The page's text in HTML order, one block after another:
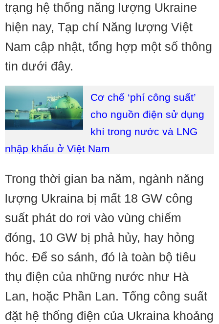
trạng hệ thống năng lượng Ukraine
hiện nay, Tạp chí Năng lượng Việt
Nam cập nhật, tổng hợp một số thông
tin dưới đây.
Cơ chế ‘phí công suất’
cho nguồn điện sử dụng
khí trong nước và LNG
nhập khẩu ở Việt Nam
Trong thời gian ba năm, ngành năng
lượng Ukraina bị mất 18 GW công
suất phát do rơi vào vùng chiếm
đóng, 10 GW bị phả hủy, hay hỏng
hóc. Để so sánh, đó là toàn bộ tiêu
thụ điện của những nước như Hà
Lan, hoặc Phần Lan. Tổng công suất
đặt hệ thống điện của Ukraina khoảng